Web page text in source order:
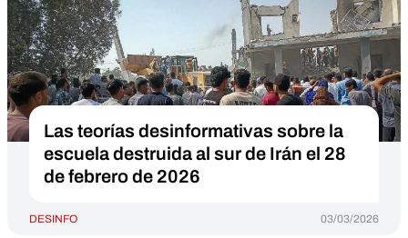
Las teorías desinformativas sobre la
escuela destruida al sur de Irán el 28
de febrero de 2026
DESINFO 03/03/2026